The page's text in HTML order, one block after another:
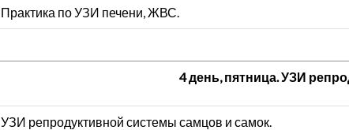
Практика по УЗИ печени, ЖВС.
4 день, пятница. УЗИ
УЗИ репродуктивной системы самцов и самок.